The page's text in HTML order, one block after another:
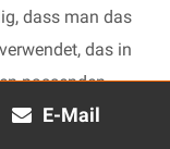
E-Mail
dass man das
das in
passenden
schnell